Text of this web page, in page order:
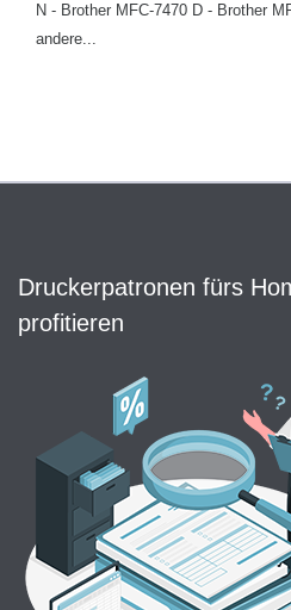
N - Brother MFC-7470 D - Brother
andere...
Druckerpatronen fürs
profitieren